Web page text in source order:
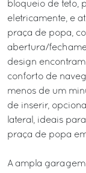
bloqueio de teto,
eletricamente, e
praça de popa,
abertura/
design
conforto de
menos de um
de inserir,
lateral, ideais
praça de popa
A ampla